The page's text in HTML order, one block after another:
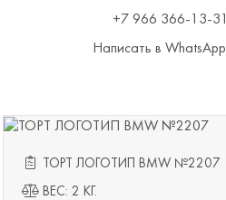
+7 966 366-13-31
Написать в WhatsApp
ТОРТ ЛОГОТИП BMW №2207
ВЕС: 2 КГ.